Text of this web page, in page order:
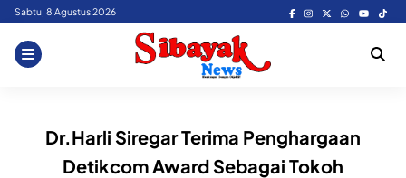
Skip
content
Sabtu, 8 Agustus 2026
Dr.Harli Siregar Terima Penghargaan
Detikcom Award Sebagai Tokoh